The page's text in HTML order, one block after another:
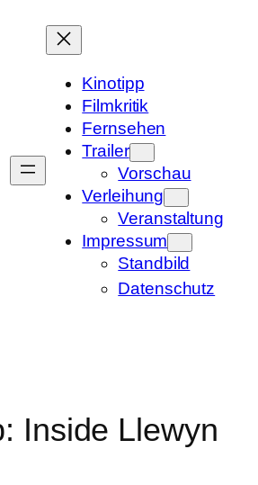
Kinotipp
Filmkritik
Fernsehen
Trailer
Vorschau
Verleihung
Veranstaltung
Impressum
Standbild
Datenschutz
Inside Llewyn